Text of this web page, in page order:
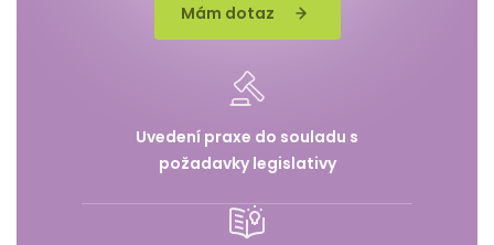
Mám dotaz
Uvedení praxe do souladu s
požadavky legislativy